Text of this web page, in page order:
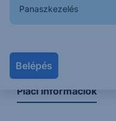
Panaszkezelés
Belépés
Napon belüli Historikus
Piaci információk